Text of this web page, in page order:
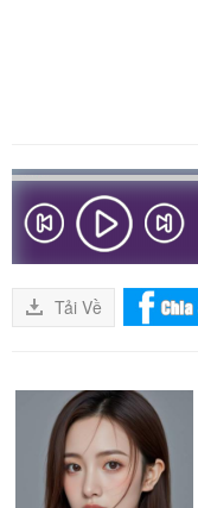
Tải Về